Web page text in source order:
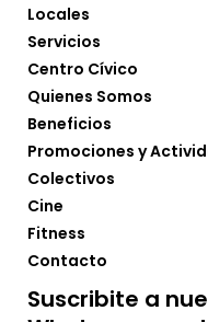
Locales
Servicios
Centro Cívico
Quienes Somos
Beneficios
Promociones y
Colectivos
Cine
Fitness
Contacto
Suscribite a